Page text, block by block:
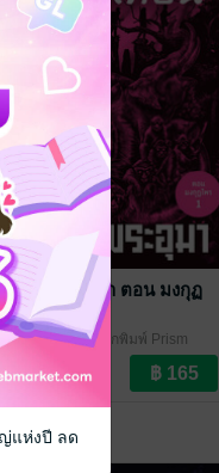
เพชรพระอุมา ตอน มงกุฏ
ไพร เล่ม 45
พนมเทียน/ สำนักพิมพ์ Prism
นิยายผจญภัย/บู๊แอกชัน
No Rating
แห่งปี ลด